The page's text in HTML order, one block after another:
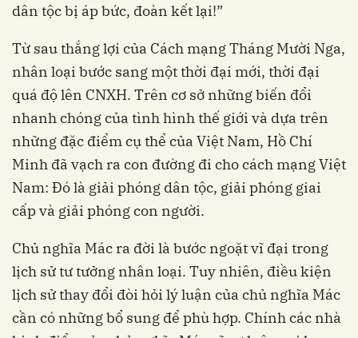
dân tộc bị áp bức, đoàn kết lại!”
Từ sau thắng lợi của Cách mạng Tháng Mười Nga,
nhân loại bước sang một thời đại mới, thời đại
quá độ lên CNXH. Trên cơ sở những biến đổi
nhanh chóng của tình hình thế giới và dựa trên
những đặc điểm cụ thể của Việt Nam, Hồ Chí
Minh đã vạch ra con đường đi cho cách mạng Việt
Nam: Đó là giải phóng dân tộc, giải phóng giai
cấp và giải phóng con người.
Chủ nghĩa Mác ra đời là bước ngoặt vĩ đại trong
lịch sử tư tưởng nhân loại. Tuy nhiên, điều kiện
lịch sử thay đổi đòi hỏi lý luận của chủ nghĩa Mác
cần có những bổ sung để phù hợp. Chính các nhà